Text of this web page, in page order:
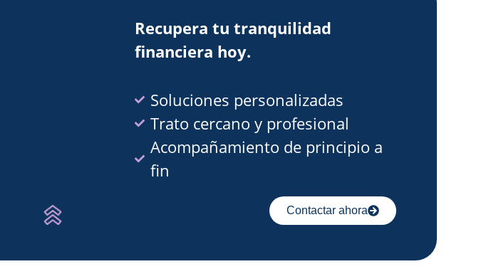
Recupera tu tranquilidad
financiera hoy.
Soluciones personalizadas
Trato cercano y profesional
Acompañamiento de principio a
fin
Contactar ahora